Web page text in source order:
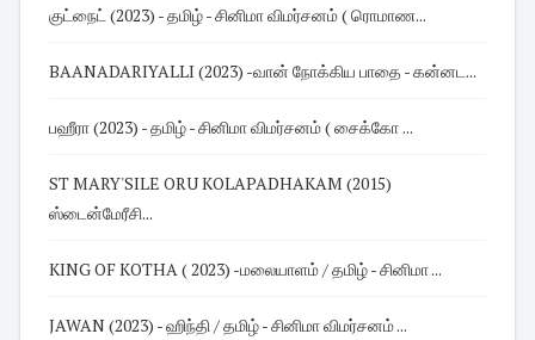
குட்நைட் (2023) - தமிழ் - சினிமா விமர்சனம் ( ரொமாண...
BAANADARIYALLI (2023) -வான் நோக்கிய பாதை - கன்னட...
பஹீரா (2023) - தமிழ் - சினிமா விமர்சனம் ( சைக்கோ ...
ST MARY'SILE ORU KOLAPADHAKAM (2015)
ஸ்டைன்மேரீசி...
KING OF KOTHA ( 2023) -மலையாளம் / தமிழ் - சினிமா ...
JAWAN (2023) - ஹிந்தி / தமிழ் - சினிமா விமர்சனம் ...